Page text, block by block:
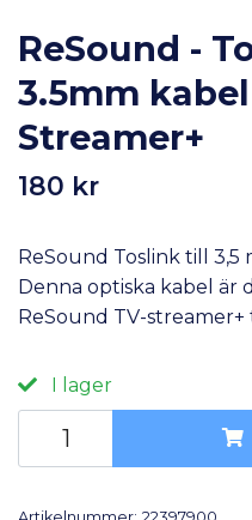
ReSound -
3.5mm
Streamer+
180 kr
ReSound Toslink till 3,5
Denna optiska kabel är
ReSound TV-streamer+
I lager